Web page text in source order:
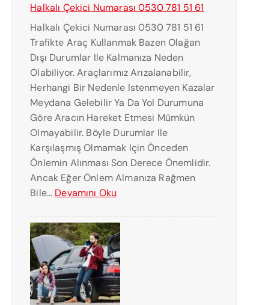
P
R
E
S
Ç
E
K
I
C
I
K
U
Halkalı Çekici Numarası 0530 781 51 61
Halkalı Çekici Numarası 0530 781 51 61
Trafikte Araç Kullanmak Bazen Olağan
Dışı Durumlar Ile Kalmanıza Neden
Olabiliyor. Araçlarımız Arızalanabilir,
Herhangi Bir Nedenle Istenmeyen Kazalar
Meydana Gelebilir Ya Da Yol Durumuna
Göre Aracın Hareket Etmesi Mümkün
Olmayabilir. Böyle Durumlar Ile
Karşılaşmış Olmamak Için Önceden
Önlemin Alınması Son Derece Önemlidir.
Ancak Eğer Önlem Almanıza Rağmen
Bile… Devamını Oku
A
L
K
A
L
I